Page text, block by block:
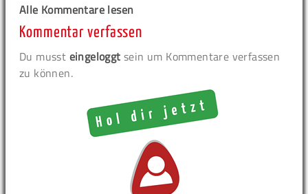
Alle Kommentare lesen
Kommentar verfassen
Du musst eingeloggt sein um Kommentare verfassen
zu können.